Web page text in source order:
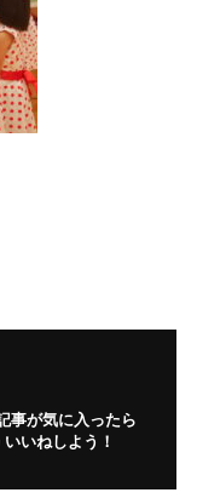
事が気に入ったら
いいねしよう！